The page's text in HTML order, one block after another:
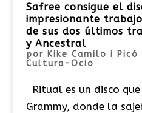
Safree consigue el
impresionante
de sus dos últimos
y Ancestral
por Kike Camilo i Picó
Cultura-Ocio
Ritual es un disco
Grammy, donde la